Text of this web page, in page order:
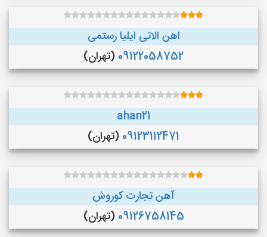
اهن الاتی ایلیا رستمی
09122058752 (تهران)
ahan21
09123112471 (تهران)
آهن تجارت کوروش
09126758145 (تهران)